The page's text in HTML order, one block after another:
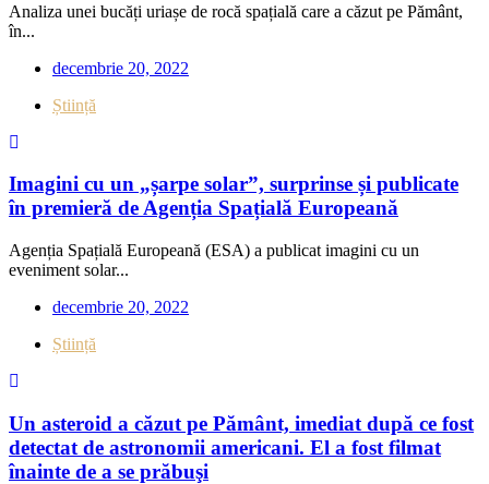
Analiza unei bucăți uriașe de rocă spațială care a căzut pe Pământ,
în...
decembrie 20, 2022
Știință
Imagini cu un „șarpe solar”, surprinse și publicate
în premieră de Agenția Spațială Europeană
Agenția Spațială Europeană (ESA) a publicat imagini cu un
eveniment solar...
decembrie 20, 2022
Știință
Un asteroid a căzut pe Pământ, imediat după ce fost
detectat de astronomii americani. El a fost filmat
înainte de a se prăbuşi